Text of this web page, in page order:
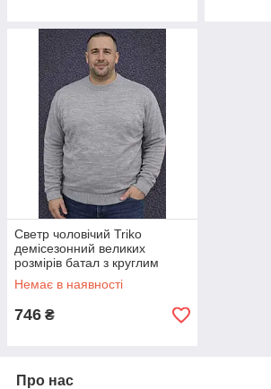
Светр чоловічий Triko
демісезонний великих
розмірів батал з круглим
коміром сірий
Немає в наявності
746 ₴
Про нас